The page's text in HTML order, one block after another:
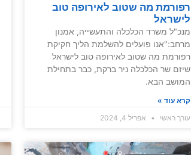
רפורמת מה שטוב לאירופה טוב
לישראל
מנכ"ל משרד הכלכלה והתעשייה, אמנון
מרחב:"אנו פועלים להשלמת הליך חקיקת
רפורמת מה שטוב לאירופה טוב לישראל
שיזם שר הכלכלה ניר ברקת, כבר בתחילת
המושב הבא.
קרא עוד »
עורך ראשי
אפריל 4, 2024